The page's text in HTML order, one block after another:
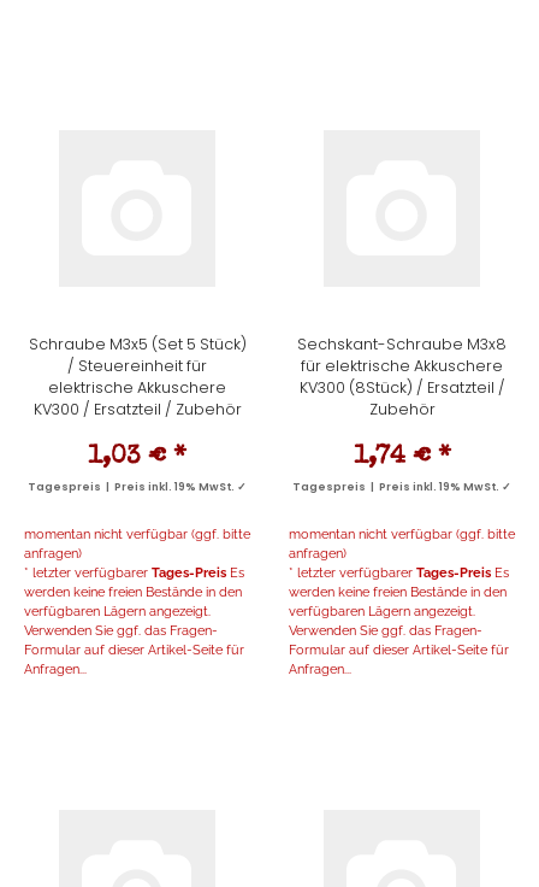
Schraube M3x5 (Set 5 Stück)
/ Steuereinheit für
elektrische Akkuschere
KV300 / Ersatzteil / Zubehör
1,03 € *
Tagespreis | Preis inkl. 19% MwSt. ✓
momentan nicht verfügbar (ggf. bitte
anfragen)
* letzter verfügbarer Tages-Preis Es
werden keine freien Bestände in den
verfügbaren Lägern angezeigt.
Verwenden Sie ggf. das Fragen-
Formular auf dieser Artikel-Seite für
Anfragen...
Sechskant-Schraube M3x8
für elektrische Akkuschere
KV300 (8Stück) / Ersatzteil /
Zubehör
1,74 € *
Tagespreis | Preis inkl. 19% MwSt. ✓
momentan nicht verfügbar (ggf. bitte
anfragen)
* letzter verfügbarer Tages-Preis Es
werden keine freien Bestände in den
verfügbaren Lägern angezeigt.
Verwenden Sie ggf. das Fragen-
Formular auf dieser Artikel-Seite für
Anfragen...